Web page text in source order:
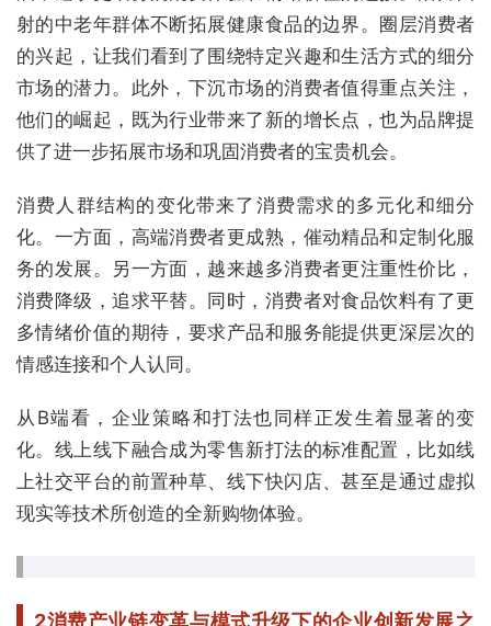
射的中老年群体不断拓展健康食品的边界。圈层消费者
的兴起，让我们看到了围绕特定兴趣和生活方式的细分
市场的潜力。此外，下沉市场的消费者值得重点关注，
他们的崛起，既为行业带来了新的增长点，也为品牌提
供了进一步拓展市场和巩固消费者的宝贵机会。
消费人群结构的变化带来了消费需求的多元化和细分
化。一方面，高端消费者更成熟，催动精品和定制化服
务的发展。另一方面，越来越多消费者更注重性价比，
消费降级，追求平替。同时，消费者对食品饮料有了更
多情绪价值的期待，要求产品和服务能提供更深层次的
情感连接和个人认同。
从B端看，企业策略和打法也同样正发生着显著的变
化。线上线下融合成为零售新打法的标准配置，比如线
上社交平台的前置种草、线下快闪店、甚至是通过虚拟
现实等技术所创造的全新购物体验。
2消费产业链变革与模式升级下的企业创新发展之